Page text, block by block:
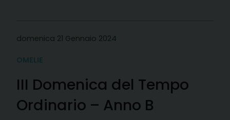
domenica 21 Gennaio 2024
OMELIE
III Domenica del Tempo
Ordinario – Anno B